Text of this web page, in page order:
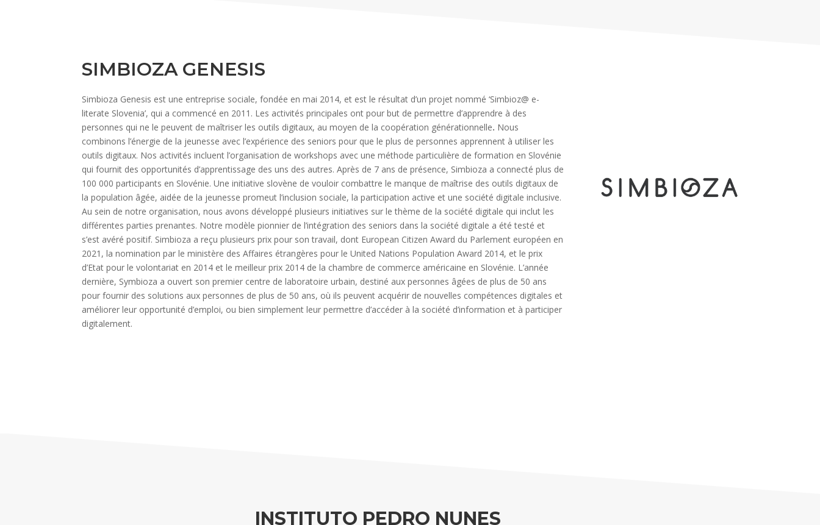
SIMBIOZA GENESIS
Simbioza Genesis est une entreprise sociale, fondée en mai 2014, et est le résultat d’un projet nommé ‘Simbioz@ e-
literate Slovenia’, qui a commencé en 2011. Les activités principales ont pour but de permettre d’apprendre à des
personnes qui ne le peuvent de maîtriser les outils digitaux, au moyen de la coopération générationnelle. Nous
combinons l’énergie de la jeunesse avec l’expérience des seniors pour que le plus de personnes apprennent à utiliser les
outils digitaux. Nos activités incluent l’organisation de workshops avec une méthode particulière de formation en Slovénie
qui fournit des opportunités d’apprentissage des uns des autres. Après de 7 ans de présence, Simbioza a connecté plus de
100 000 participants en Slovénie. Une initiative slovène de vouloir combattre le manque de maîtrise des outils digitaux de
la population âgée, aidée de la jeunesse promeut l’inclusion sociale, la participation active et une société digitale inclusive.
Au sein de notre organisation, nous avons développé plusieurs initiatives sur le thème de la société digitale qui inclut les
différentes parties prenantes. Notre modèle pionnier de l’intégration des seniors dans la société digitale a été testé et
s’est avéré positif. Simbioza a reçu plusieurs prix pour son travail, dont European Citizen Award du Parlement européen en
2021, la nomination par le ministère des Affaires étrangères pour le United Nations Population Award 2014, et le prix
d’Etat pour le volontariat en 2014 et le meilleur prix 2014 de la chambre de commerce américaine en Slovénie. L’année
dernière, Symbioza a ouvert son premier centre de laboratoire urbain, destiné aux personnes âgées de plus de 50 ans
pour fournir des solutions aux personnes de plus de 50 ans, où ils peuvent acquérir de nouvelles compétences digitales et
améliorer leur opportunité d’emploi, ou bien simplement leur permettre d’accéder à la société d’information et à participer
digitalement.
INSTITUTO PEDRO NUNES